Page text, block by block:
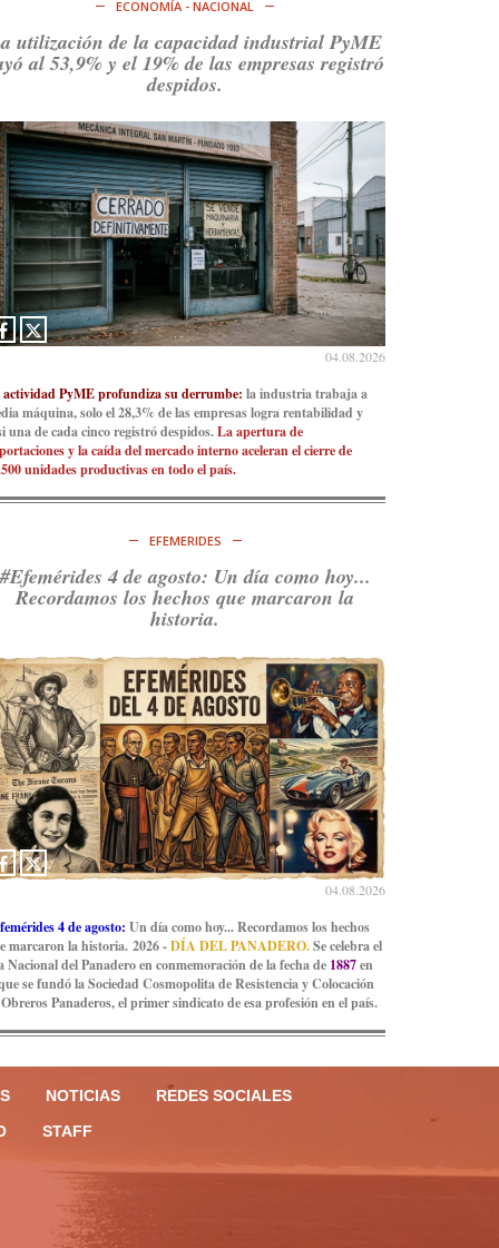
ECONOMÍA - NACIONAL
utilización de la capacidad industrial PyME
al 53,9% y el 19% de las empresas registró
despidos.
04.08.2026
PyME profundiza su derrumbe: la industria trabaja a
máquina, solo el 28,3% de las empresas logra rentabilidad y
una de cada cinco registró despidos.La apertura de
y la caída del mercado interno aceleran el cierre de
unidades productivas en todo el país.
EFEMERIDES
#Efemérides 4 de agosto: Un día como hoy...
Recordamos los hechos que marcaron la
historia.
04.08.2026
4 de agosto: Un día como hoy... Recordamos los hechos
marcaron la historia. 2026 -DÍA DEL PANADERO.Se celebra el
Nacional del Panadero en conmemoración de la fecha de 1887en
se fundó la Sociedad Cosmopolita de Resistencia y Colocación
Panaderos, el primer sindicato de esa profesión en el país.
NOTICIAS
REDES SOCIALES
STAFF